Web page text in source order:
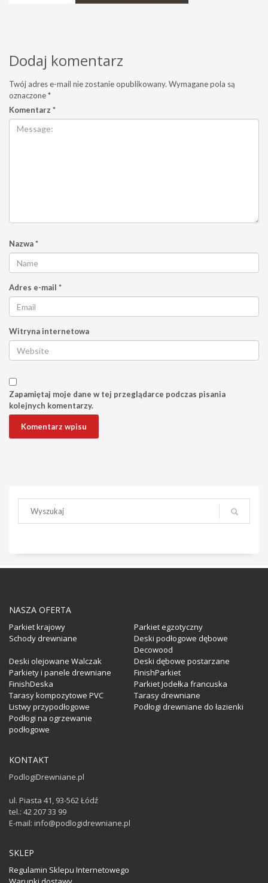
Dodaj komentarz
Twój adres e-mail nie zostanie opublikowany. Wymagane pola są
oznaczone*
Komentarz *
Nazwa*
Adres e-mail *
Witryna internetowa
Zapamiętaj moje dane w tej przeglądarce podczas pisania
kolejnych komentarzy.
NASZA OFERTA
Parkiet krajowy
Parkiet egzotyczny
Schody drewniane
Deski podłogowe dębowe
Decowood
Deski olejowane Walczak
Deski dębowe postarzane
Parkiety i panele drewniane
FinishParkiet
FinishDeska
Parkiet Jodełka francuska
Tarasy kompozytowe PVC
Tarasy drewniane
Listwy przypodłogowe
Podłogi drewniane do łazienki
Podłogi na ogrzewanie
podłogowe
KONTAKT
PodlogiDrewniane.pl
ul. Piasta 41, 93-562 Łódź
tel.: 42 207 33 99
E-mail: info@podlogidrewniane.pl
SKLEP
Regulamin Sklepu Internetowego